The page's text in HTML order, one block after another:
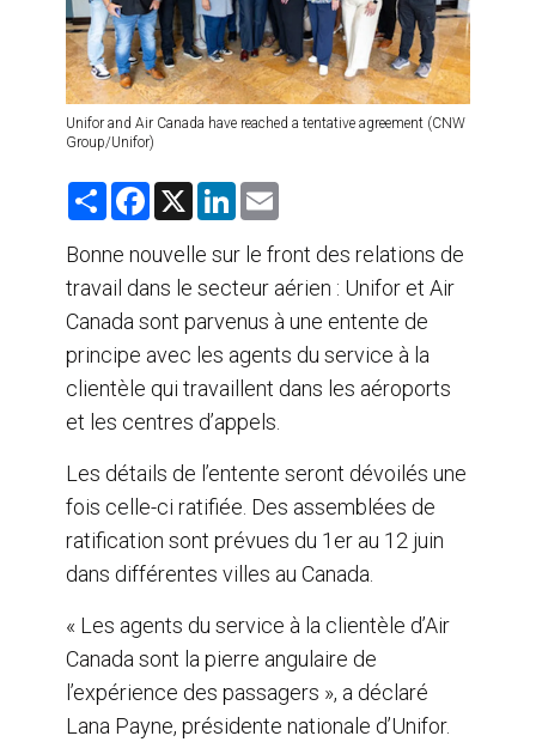
Unifor and Air Canada have reached a tentative agreement (CNW
Group/Unifor)
S
r
e
F
e
b
o
k
X
L
k
d
n
i
Bonne nouvelle sur le front des relations de
travail dans le secteur aérien : Unifor et Air
Canada sont parvenus à une entente de
principe avec les agents du service à la
clientèle qui travaillent dans les aéroports
et les centres d’appels.
Les détails de l’entente seront dévoilés une
fois celle-ci ratifiée. Des assemblées de
ratification sont prévues du 1er au 12 juin
dans différentes villes au Canada.
« Les agents du service à la clientèle d’Air
Canada sont la pierre angulaire de
l’expérience des passagers », a déclaré
Lana Payne, présidente nationale d’Unifor.